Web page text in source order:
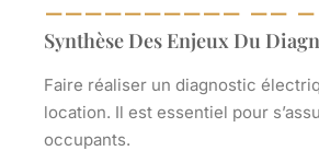
Synthèse Des Enjeux Du
Faire réaliser un diagnostic
location. Il est essentiel pour
occupants.